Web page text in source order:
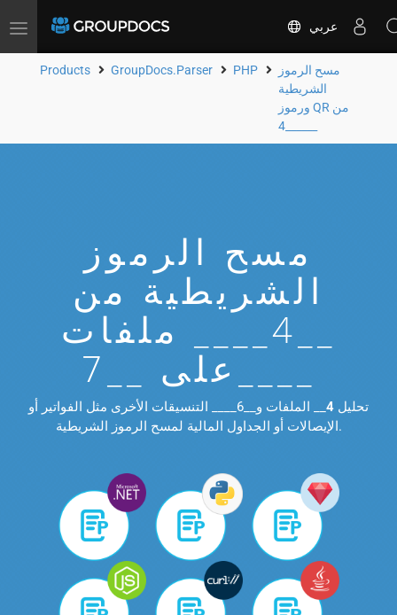
Toggle
عربي
Products GroupDocs.Parser PHP
مسح الرموز
الشريطية
ورموز QR من
مسح الرموز
الشريطية من
__4____ ملفات
تحليل 4
__ الملفات و__6____ التنسيقات الأخرى مثل الفواتير أو
الإيصالات أو الجداول المالية لمسح الرموز الشريطية.